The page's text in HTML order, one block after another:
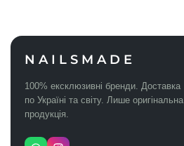
NAILSMADE
100% ексклюзивні бренди. Доставка
по Україні та світу. Лише оригінальна
продукція.